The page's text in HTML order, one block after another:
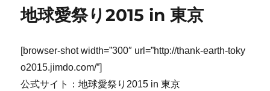
地球愛祭り2015 in 東京
[browser-shot width=”300″ url=”http://thank-earth-toky
o2015.jimdo.com/”]
公式サイト：地球愛祭り2015 in 東京